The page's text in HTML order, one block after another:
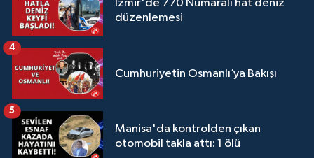
İzmir'de 770 Numaralı hat deniz
düzenlemesi
Cumhuriyetin Osmanlı’ya Bakışı
4
Manisa'da kontrolden çıkan
otomobil takla attı: 1 ölü
5